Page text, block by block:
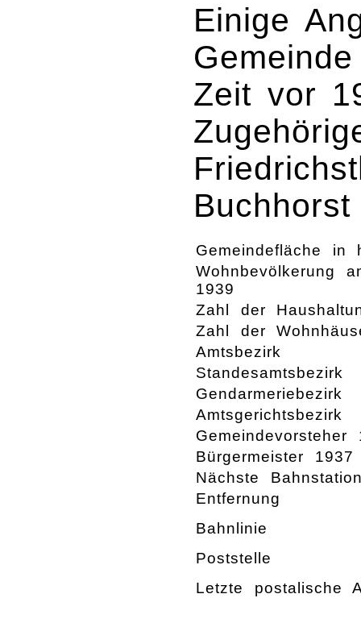
Einige
Zeit vor
Gemeindefläche in
Wohnbevölkerung
1939
Zahl der
Zahl der
Amtsbezirk
Standesamtsbezirk
Gendarmeriebezirk
Amtsgerichtsbezirk
Gemeindevorsteher
Bürgermeister 1937
Nächste
Entfernung
Bahnlinie
Poststelle
Letzte postalische